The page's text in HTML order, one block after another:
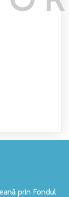
prin Fondul